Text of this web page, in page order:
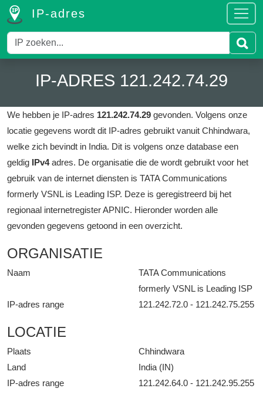
IP-adres
IP-ADRES 121.242.74.29
We hebben je IP-adres 121.242.74.29 gevonden. Volgens onze
locatie gegevens wordt dit IP-adres gebruikt vanuit Chhindwara,
welke zich bevindt in India. Dit is volgens onze database een
geldig IPv4adres. De organisatie die de wordt gebruikt voor het
gebruik van de internet diensten is TATA Communications
formerly VSNL is Leading ISP. Deze is geregistreerd bij het
regionaal internetregister APNIC. Hieronder worden alle
gevonden gegevens getoond in een overzicht.
ORGANISATIE
Naam
TATA Communications
formerly VSNL is Leading ISP
IP-adres range
121.242.72.0 - 121.242.75.255
LOCATIE
Plaats
Chhindwara
Land
India (IN)
IP-adres range
121.242.64.0 - 121.242.95.255